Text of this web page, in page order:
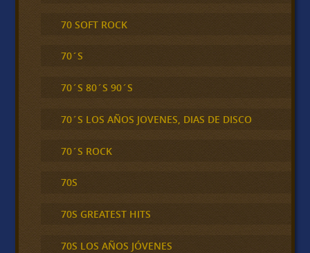
70 SOFT ROCK
70´S
70´S 80´S 90´S
70´S LOS AÑOS JOVENES, DIAS DE DISCO
70´S ROCK
70S
70S GREATEST HITS
70S LOS AÑOS JÓVENES